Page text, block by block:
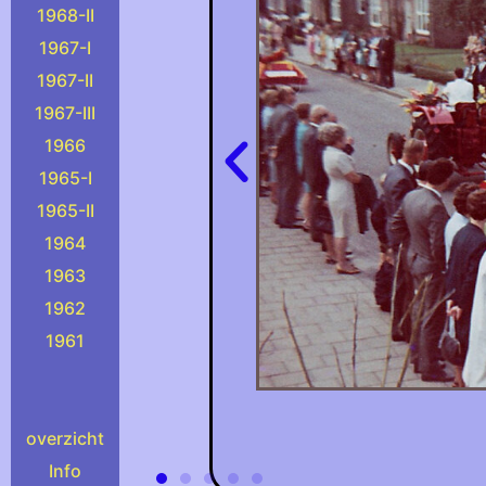
1968-II
1967-I
1967-II
1967-III
1966
1965-I
1965-II
1964
1963
1962
1961
overzicht
Info